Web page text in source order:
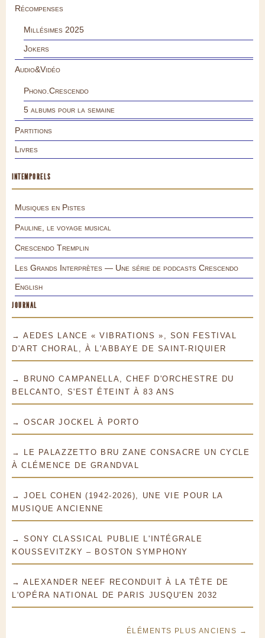
Récompenses
Millésimes 2025
Jokers
Audio&Vidéo
Phono.Crescendo
5 albums pour la semaine
Partitions
Livres
INTEMPORELS
Musiques en Pistes
Pauline, le voyage musical
Crescendo Tremplin
Les Grands Interprètes — Une série de podcasts Crescendo
English
JOURNAL
→ AEDES LANCE « VIBRATIONS », SON FESTIVAL
D'ART CHORAL, À L'ABBAYE DE SAINT-RIQUIER
→ BRUNO CAMPANELLA, CHEF D'ORCHESTRE DU
BELCANTO, S'EST ÉTEINT À 83 ANS
→ OSCAR JOCKEL À PORTO
→ LE PALAZZETTO BRU ZANE CONSACRE UN CYCLE
À CLÉMENCE DE GRANDVAL
→ JOEL COHEN (1942-2026), UNE VIE POUR LA
MUSIQUE ANCIENNE
→ SONY CLASSICAL PUBLIE L'INTÉGRALE
KOUSSEVITZKY – BOSTON SYMPHONY
→ ALEXANDER NEEF RECONDUIT À LA TÊTE DE
L'OPÉRA NATIONAL DE PARIS JUSQU'EN 2032
ÉLÉMENTS PLUS ANCIENS →